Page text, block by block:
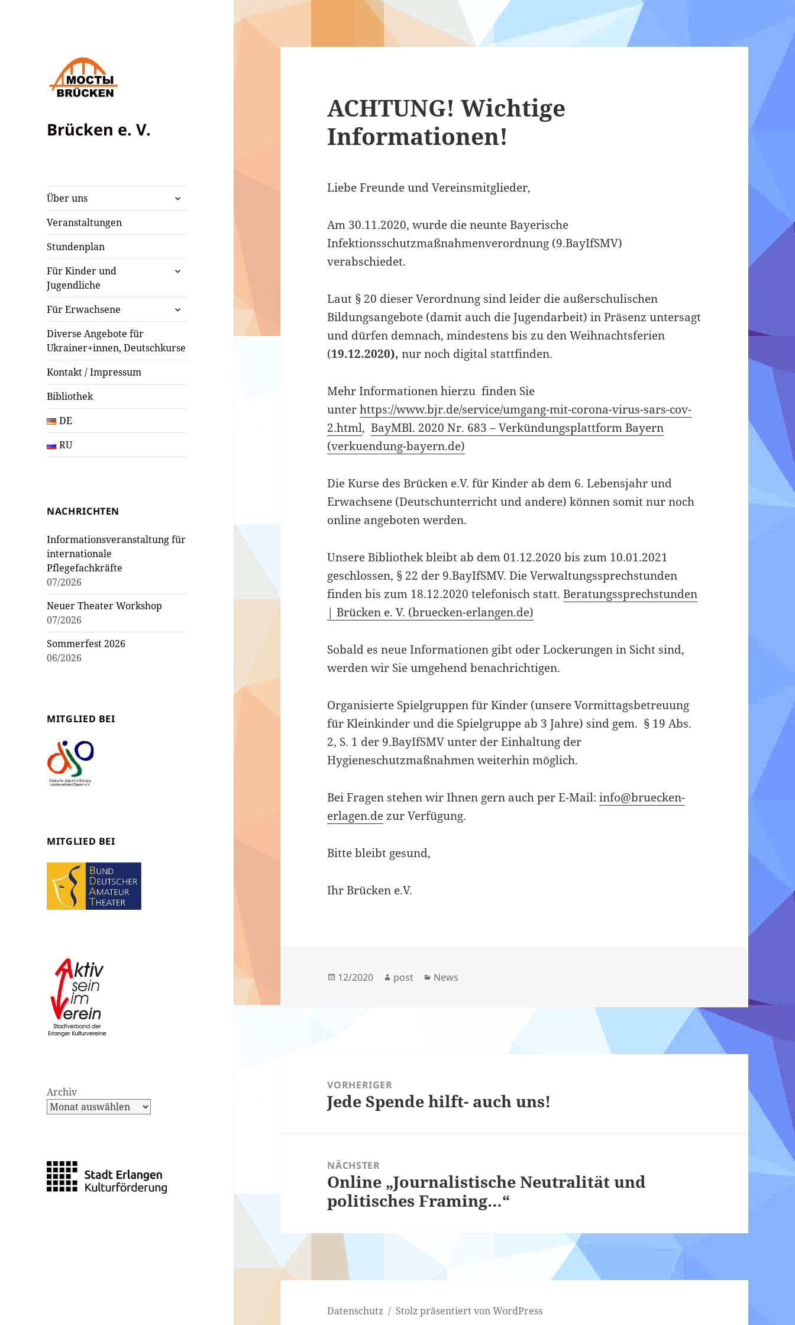
Brücken e. V.
Über uns
untermenü
öffnen
Veranstaltungen
Stundenplan
Für Kinder und
Jugendliche
untermenü
Für Erwachsene
untermenü
öffnen
Diverse Angebote für
Ukrainer+innen, Deutschkurse
Kontakt / Impressum
Bibliothek
DE
RU
NACHRICHTEN
Informationsveranstaltung für
internationale
Pflegefachkräfte
07/2026
Neuer Theater Workshop
07/2026
Sommerfest 2026
06/2026
MITGLIED BEI
MITGLIED BEI
Archiv
ACHTUNG! Wichtige
Informationen!
Liebe Freunde und Vereinsmitglieder,
Am 30.11.2020, wurde die neunte Bayerische
Infektionsschutzmaßnahmenverordnung (9.BayIfSMV)
verabschiedet.
Laut § 20 dieser Verordnung sind leider die außerschulischen
Bildungsangebote (damit auch die Jugendarbeit) in Präsenz untersagt
und dürfen demnach, mindestens bis zu den Weihnachtsferien
(19.12.2020),nur noch digital stattfinden.
Mehr Informationen hierzu finden Sie
unterhttps://www.bjr.de/service/umgang-mit-corona-virus-sars-cov-
2.html,BayMBl. 2020 Nr. 683 – Verkündungsplattform Bayern
(verkuendung-bayern.de)
Die Kurse des Brücken e.V. für Kinder ab dem 6. Lebensjahr und
Erwachsene (Deutschunterricht und andere) können somit nur noch
online angeboten werden.
Unsere Bibliothek bleibt ab dem 01.12.2020 bis zum 10.01.2021
geschlossen, § 22 der 9.BayIfSMV. Die Verwaltungssprechstunden
finden bis zum 18.12.2020 telefonisch statt.Beratungssprechstunden
| Brücken e. V. (bruecken-erlangen.de)
Sobald es neue Informationen gibt oder Lockerungen in Sicht sind,
werden wir Sie umgehend benachrichtigen.
Organisierte Spielgruppenfür Kinder (unsere Vormittagsbetreuung
für Kleinkinder und die Spielgruppe ab 3 Jahre) sind gem. § 19 Abs.
2, S. 1 der 9.BayIfSMV unter der Einhaltung der
Hygieneschutzmaßnahmenweiterhin möglich.
Bei Fragen stehen wir Ihnen gern auch per E-Mail:info@bruecken-
erlagen.dezur Verfügung.
Bitte bleibt gesund,
Ihr Brücken e.V.
Veröffentlicht
12/2020 Autor
post Kategorien
News
VORHERIGER
Vorheriger
Jede Spende hilft- auch uns!
NÄCHSTER
Nächster
Beitrag:
Online „Journalistische Neutralität und
politisches Framing…“
Datenschutz Stolz präsentiert von WordPress